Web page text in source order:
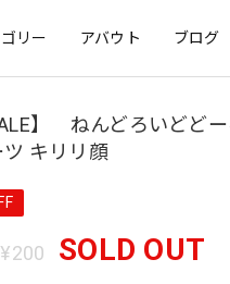
リー アバウト ブログ
】 ねんどろいどどー
キリリ顔
¥200 SOLD OUT